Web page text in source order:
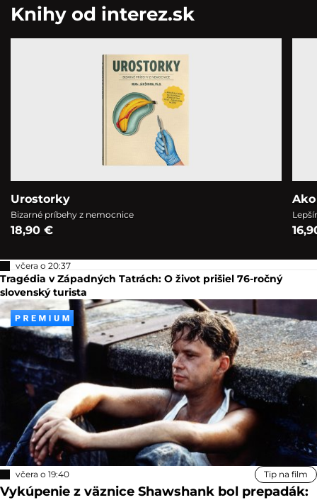
Knihy od interez.sk
Urostorky
Bizarné príbehy z nemocnice
18,90 €
včera o 20:37
Tragédia v Západných Tatrách: O život prišiel 76-ročný
slovenský turista
včera o 19:40 Tip na film
Vykúpenie z väznice Shawshank bol prepadák: